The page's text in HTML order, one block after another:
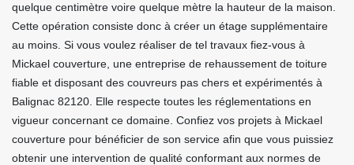
quelque centimètre voire quelque mètre la hauteur de la maison.
Cette opération consiste donc à créer un étage supplémentaire
au moins. Si vous voulez réaliser de tel travaux fiez-vous à
Mickael couverture, une entreprise de rehaussement de toiture
fiable et disposant des couvreurs pas chers et expérimentés à
Balignac 82120. Elle respecte toutes les réglementations en
vigueur concernant ce domaine. Confiez vos projets à Mickael
couverture pour bénéficier de son service afin que vous puissiez
obtenir une intervention de qualité conformant aux normes de